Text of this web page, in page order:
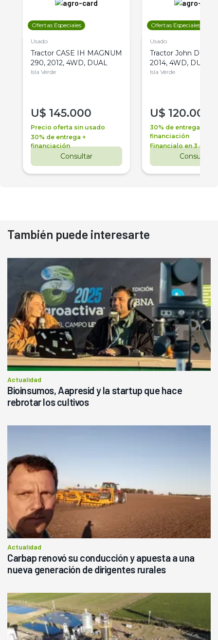
Ofertas Especiales
Usado
Tractor CASE IH MAGNUM
290, 2012, 4WD, DUAL
Isla Verde
U$ 145.000
Precio oferta sin usado
30% de entrega +
financiación
Consultar
Ofertas Especiales
Usado
Tractor John Deere
2014, 4WD, DUAL
Isla Verde
U$ 120.000
30% de entrega +
financiación
Financialo en 3 años
Consultar
También puede interesarte
Actualidad
Bioinsumos, Aapresid y la startup que hace
rebrotar los cultivos
Actualidad
Carbap renovó su conducción y apuesta a una
nueva generación de dirigentes rurales